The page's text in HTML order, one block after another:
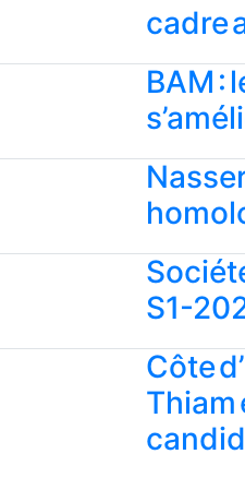
cadre
BAM :
S1-
Côte
Thiam